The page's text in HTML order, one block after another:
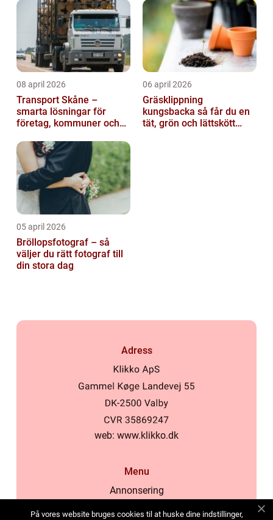
08 april 2026
Transport Skåne –
smarta lösningar för
företag, kommuner och
06 april 2026
Gräsklippning
kungsbacka så får du en
tät, grön och lättskött
05 april 2026
Bröllopsfotograf – så
väljer du rätt fotograf till
din stora dag
Adress
web: www.klikko.dk
Menu
Annonsering
På vores website bruges cookies til at huske dine indstillinger,